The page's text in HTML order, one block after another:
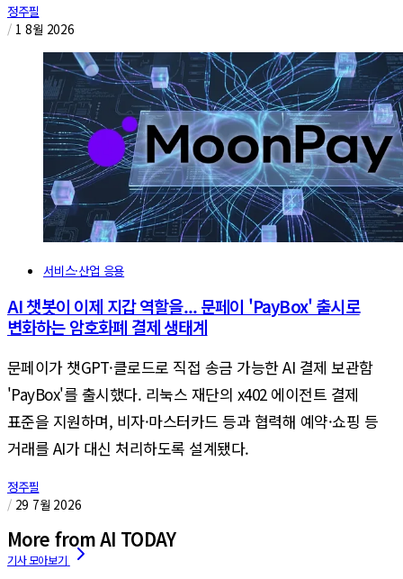
정주필
/ 1 8월 2026
서비스·산업 응용
AI 챗봇이 이제 지갑 역할을... 문페이 'PayBox' 출시로
변화하는 암호화폐 결제 생태계
문페이가 챗GPT·클로드로 직접 송금 가능한 AI 결제 보관함
'PayBox'를 출시했다. 리눅스 재단의 x402 에이전트 결제
표준을 지원하며, 비자·마스터카드 등과 협력해 예약·쇼핑 등
거래를 AI가 대신 처리하도록 설계됐다.
정주필
/ 29 7월 2026
More from AI TODAY